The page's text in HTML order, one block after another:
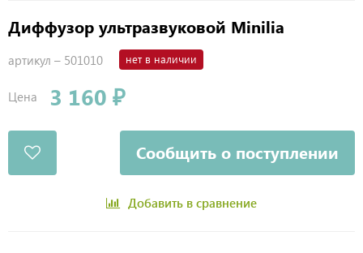
Диффузор ультразвуковой Minilia
артикул – 501010 нет в наличии
Цена 3 160 ₽
Сообщить о поступлении
Добавить в сравнение